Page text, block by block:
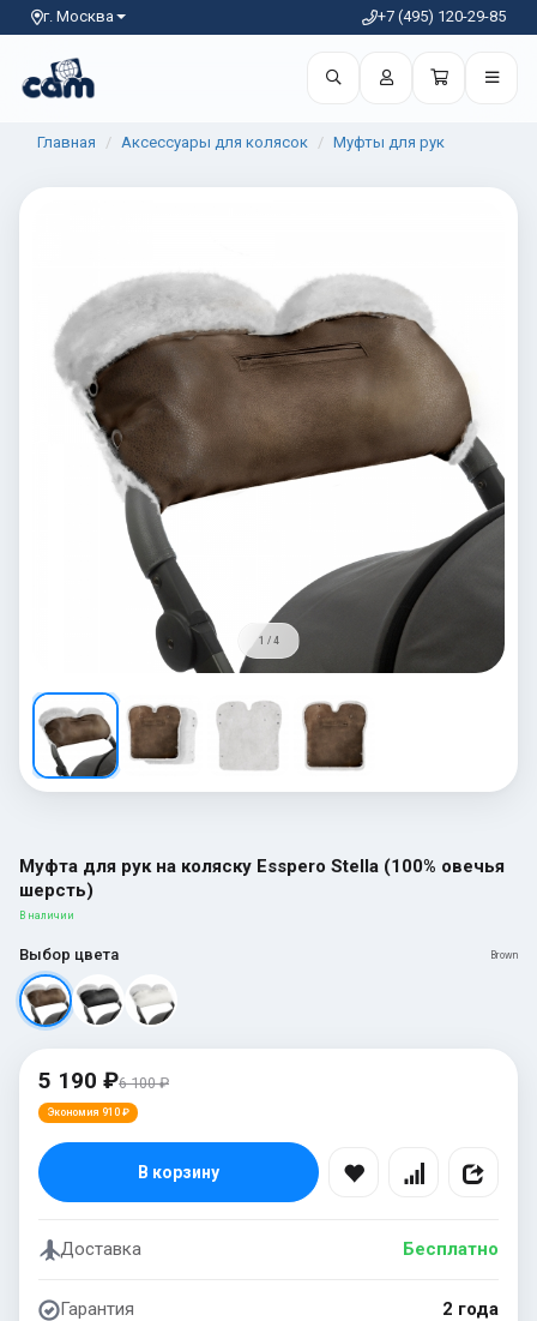
г. Москва +7 (495) 120-29-85
Главная Аксессуары для колясок Муфты для рук
1 / 4
Муфта для рук на коляску Esspero Stella (100% овечья
шерсть)
В наличии
Выбор цвета Brown
5 190 ₽6 100 ₽
Экономия 910 ₽
В корзину
Доставка Бесплатно
Гарантия 2 года